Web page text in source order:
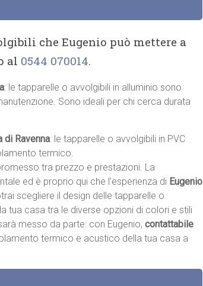
che Eugenio può mettere a
al 0544 070014.
: le tapparelle o avvolgibili in alluminio sono
Sono ideali per chi cerca durata
di Ravenna: le tapparelle o avvolgibili in PVC
termico.
tra prezzo e prestazioni. La
ed è proprio qui che l’esperienza di Eugenio
scegliere il design delle tapparelle o
tua casa tra le diverse opzioni di colori e stili
messo da parte: con Eugenio, contattabile
termico e acustico della tua casa a